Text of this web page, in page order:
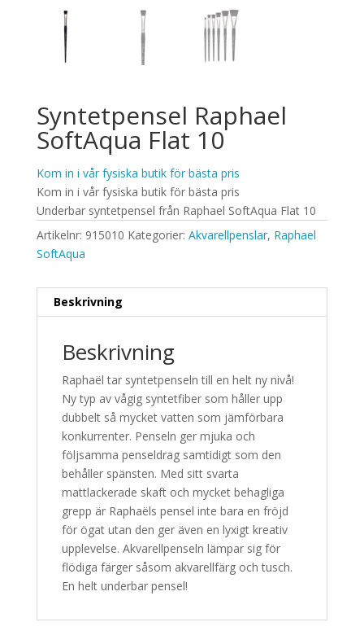
Syntetpensel Raphael
SoftAqua Flat 10
Kom in i vår fysiska butik för bästa pris
Kom in i vår fysiska butik för bästa pris
Underbar syntetpensel från Raphael SoftAqua Flat 10
Artikelnr: 915010 Kategorier: Akvarellpenslar, Raphael
SoftAqua
Beskrivning
Beskrivning
Raphaël tar syntetpenseln till en helt ny nivå!
Ny typ av vågig syntetfiber som håller upp
dubbelt så mycket vatten som jämförbara
konkurrenter. Penseln ger mjuka och
följsamma penseldrag samtidigt som den
behåller spänsten. Med sitt svarta
mattlackerade skaft och mycket behagliga
grepp är Raphaëls pensel inte bara en fröjd
för ögat utan den ger även en lyxigt kreativ
upplevelse. Akvarellpenseln lämpar sig för
flödiga färger såsom akvarellfärg och tusch.
En helt underbar pensel!